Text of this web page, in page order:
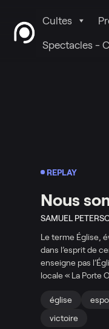
Cultes
Spectacles -
REPLAY
Nous
SAMUEL
Le terme Église,
dans l’esprit de
enseigne pas
locale « La Porte
église
victoire